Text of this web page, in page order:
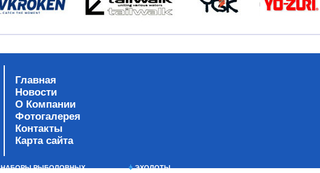
Главная
Новости
О Компании
Фотогалерея
Контакты
Карта сайта
НАБОРЫ РЫБОЛОВНЫХ
ЭХОЛОТЫ